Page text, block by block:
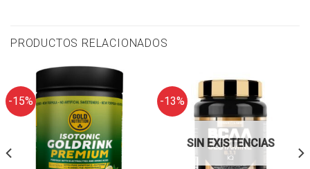
PRODUCTOS RELACIONADOS
-15% -13%
SIN EXISTENCIAS